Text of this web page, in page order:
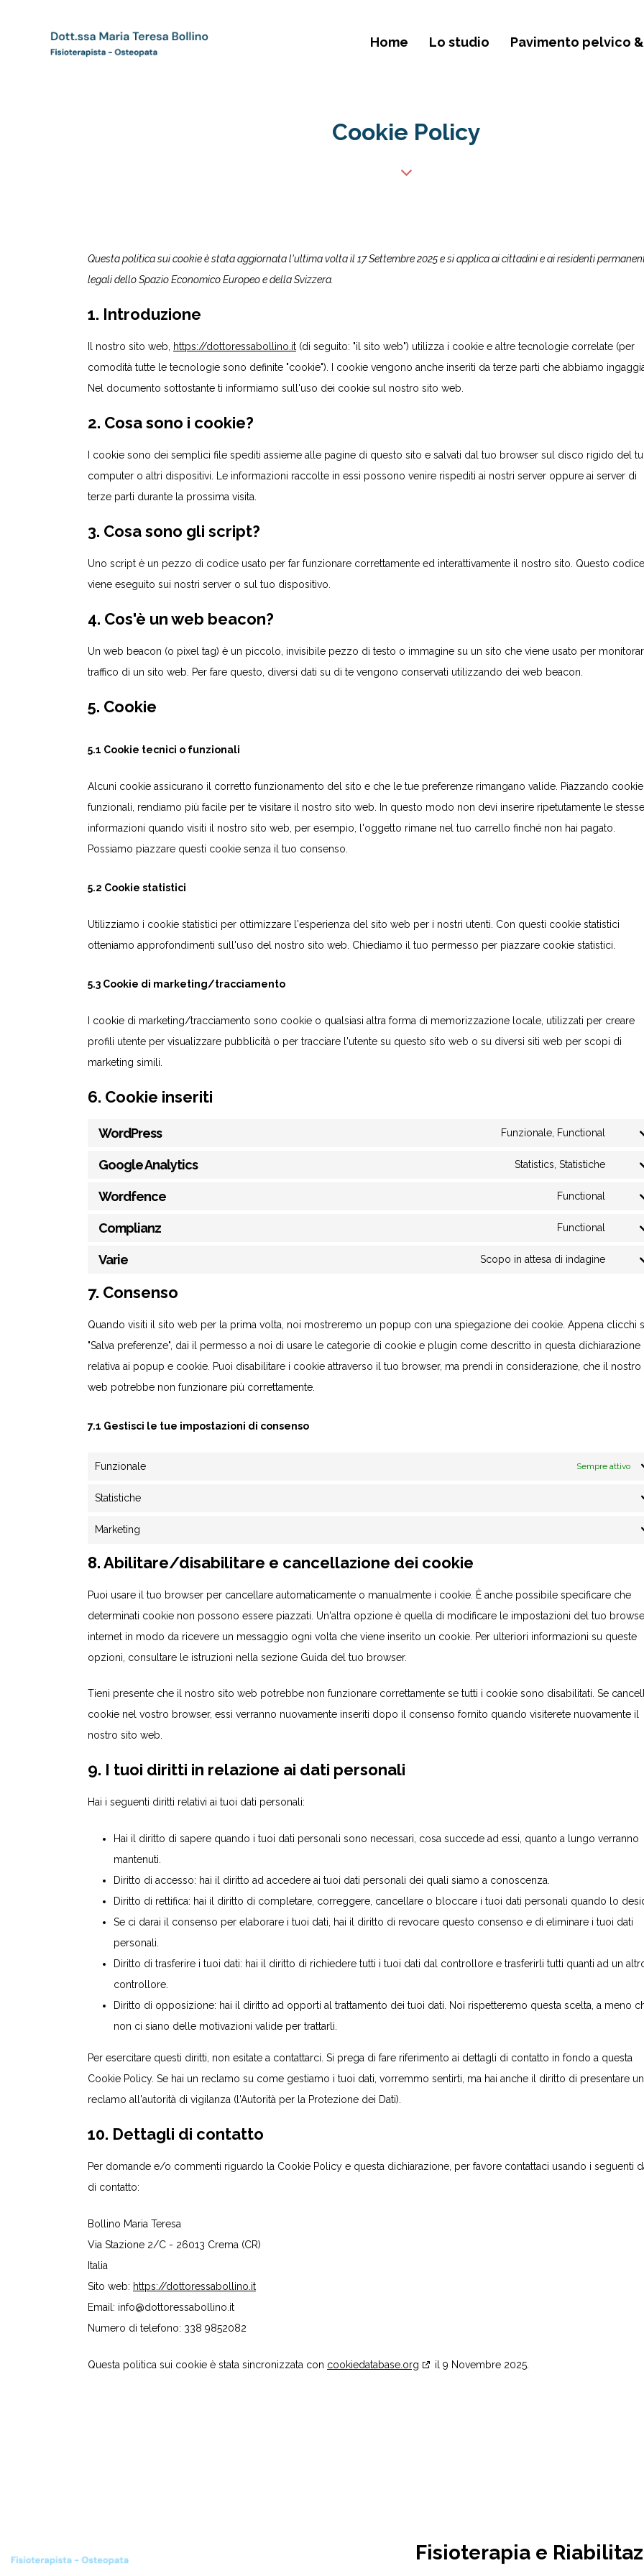
Home Lo studio Pavimento pelvico
Cookie Policy
Questa politica sui cookie è stata aggiornata l'ultima volta il 17 Settembre 2025 e si applica ai cittadini e ai residenti
legali dello Spazio Economico Europeo e della Svizzera.
1. Introduzione
Il nostro sito web, https://dottoressabollino.it (di seguito: "il sito web") utilizza i cookie e altre tecnologie correlate (per
comodità tutte le tecnologie sono definite "cookie"). I cookie vengono anche inseriti da terze parti che abbiamo
Nel documento sottostante ti informiamo sull'uso dei cookie sul nostro sito web.
2. Cosa sono i cookie?
I cookie sono dei semplici file spediti assieme alle pagine di questo sito e salvati dal tuo browser sul disco rigido del
computer o altri dispositivi. Le informazioni raccolte in essi possono venire rispediti ai nostri server oppure ai server di
terze parti durante la prossima visita.
3. Cosa sono gli script?
Uno script è un pezzo di codice usato per far funzionare correttamente ed interattivamente il nostro sito. Questo codice
viene eseguito sui nostri server o sul tuo dispositivo.
4. Cos'è un web beacon?
Un web beacon (o pixel tag) è un piccolo, invisibile pezzo di testo o immagine su un sito che viene usato per
traffico di un sito web. Per fare questo, diversi dati su di te vengono conservati utilizzando dei web beacon.
5. Cookie
5.1 Cookie tecnici o funzionali
Alcuni cookie assicurano il corretto funzionamento del sito e che le tue preferenze rimangano valide. Piazzando cookie
funzionali, rendiamo più facile per te visitare il nostro sito web. In questo modo non devi inserire ripetutamente le stesse
informazioni quando visiti il nostro sito web, per esempio, l'oggetto rimane nel tuo carrello finché non hai pagato.
Possiamo piazzare questi cookie senza il tuo consenso.
5.2 Cookie statistici
Utilizziamo i cookie statistici per ottimizzare l'esperienza del sito web per i nostri utenti. Con questi cookie statistici
otteniamo approfondimenti sull'uso del nostro sito web. Chiediamo il tuo permesso per piazzare cookie statistici.
5.3 Cookie di marketing/tracciamento
I cookie di marketing/tracciamento sono cookie o qualsiasi altra forma di memorizzazione locale, utilizzati per creare
profili utente per visualizzare pubblicità o per tracciare l'utente su questo sito web o su diversi siti web per scopi di
marketing simili.
6. Cookie inseriti
WordPress Funzionale, Functional
Google Analytics Statistics, Statistiche
Wordfence Functional
Complianz Functional
Varie Scopo in attesa di indagine
7. Consenso
Quando visiti il sito web per la prima volta, noi mostreremo un popup con una spiegazione dei cookie. Appena clicchi
"Salva preferenze", dai il permesso a noi di usare le categorie di cookie e plugin come descritto in questa dichiarazione
relativa ai popup e cookie. Puoi disabilitare i cookie attraverso il tuo browser, ma prendi in considerazione, che il nostro
web potrebbe non funzionare più correttamente.
7.1 Gestisci le tue impostazioni di consenso
Funzionale Sempre attivo
Statistiche
Marketing
8. Abilitare/disabilitare e cancellazione dei cookie
Puoi usare il tuo browser per cancellare automaticamente o manualmente i cookie. È anche possibile specificare che
determinati cookie non possono essere piazzati. Un'altra opzione è quella di modificare le impostazioni del tuo
internet in modo da ricevere un messaggio ogni volta che viene inserito un cookie. Per ulteriori informazioni su queste
opzioni, consultare le istruzioni nella sezione Guida del tuo browser.
Tieni presente che il nostro sito web potrebbe non funzionare correttamente se tutti i cookie sono disabilitati. Se
cookie nel vostro browser, essi verranno nuovamente inseriti dopo il consenso fornito quando visiterete nuovamente il
nostro sito web.
9. I tuoi diritti in relazione ai dati personali
Hai i seguenti diritti relativi ai tuoi dati personali:
Hai il diritto di sapere quando i tuoi dati personali sono necessari, cosa succede ad essi, quanto a lungo verranno
mantenuti.
Diritto di accesso: hai il diritto ad accedere ai tuoi dati personali dei quali siamo a conoscenza.
Diritto di rettifica: hai il diritto di completare, correggere, cancellare o bloccare i tuoi dati personali quando lo
Se ci darai il consenso per elaborare i tuoi dati, hai il diritto di revocare questo consenso e di eliminare i tuoi dati
personali.
Diritto di trasferire i tuoi dati: hai il diritto di richiedere tutti i tuoi dati dal controllore e trasferirli tutti quanti ad un
controllore.
Diritto di opposizione: hai il diritto ad opporti al trattamento dei tuoi dati. Noi rispetteremo questa scelta, a meno
non ci siano delle motivazioni valide per trattarli.
Per esercitare questi diritti, non esitate a contattarci. Si prega di fare riferimento ai dettagli di contatto in fondo a questa
Cookie Policy. Se hai un reclamo su come gestiamo i tuoi dati, vorremmo sentirti, ma hai anche il diritto di presentare un
reclamo all'autorità di vigilanza (l'Autorità per la Protezione dei Dati).
10. Dettagli di contatto
Per domande e/o commenti riguardo la Cookie Policy e questa dichiarazione, per favore contattaci usando i seguenti
di contatto:
Bollino Maria Teresa
Via Stazione 2/C - 26013 Crema (CR)
Italia
Sito web: https://dottoressabollino.it
Email: info@dottoressabollino.it
Numero di telefono: 338 9852082
Questa politica sui cookie è stata sincronizzata con cookiedatabase.org il 9 Novembre 2025.
Fisioterapia e